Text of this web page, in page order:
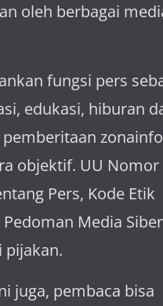
oleh berbagai
fungsi pers
edukasi, hiburan
objektif. UU Nomor
Pers, Kode Etik
Media
pijakan.
juga, pembaca bisa